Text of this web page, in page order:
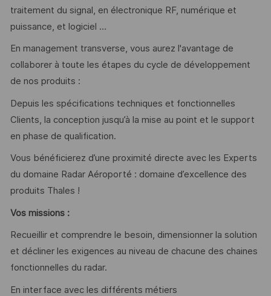
traitement du signal, en électronique RF, numérique et
puissance, et logiciel …
En management transverse, vous aurez l'avantage de
collaborer à toute les étapes du cycle de développement
de nos produits :
Depuis les spécifications techniques et fonctionnelles
Clients, la conception jusqu’à la mise au point et le support
en phase de qualification.
Vous bénéficierez d’une proximité directe avec les Experts
du domaine Radar Aéroporté : domaine d’excellence des
produits Thales !
Vos missions :
Recueillir et comprendre le besoin, dimensionner la solution
et décliner les exigences au niveau de chacune des chaines
fonctionnelles du radar.
En interface avec les différents métiers